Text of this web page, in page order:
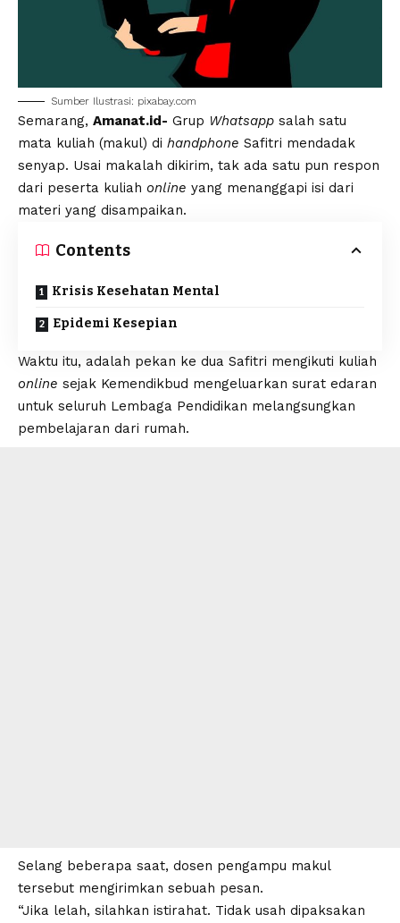
Sumber Ilustrasi: pixabay.com
Semarang, Amanat.id- Grup Whatsapp salah satu
mata kuliah (makul) di handphone Safitri mendadak
senyap. Usai makalah dikirim, tak ada satu pun respon
dari peserta kuliah online yang menanggapi isi dari
materi yang disampaikan.
Contents
Krisis Kesehatan Mental
Epidemi Kesepian
Waktu itu, adalah pekan ke dua Safitri mengikuti kuliah
online sejak Kemendikbud mengeluarkan surat edaran
untuk seluruh Lembaga Pendidikan melangsungkan
pembelajaran dari rumah.
Selang beberapa saat, dosen pengampu makul
tersebut mengirimkan sebuah pesan.
“Jika lelah, silahkan istirahat. Tidak usah dipaksakan